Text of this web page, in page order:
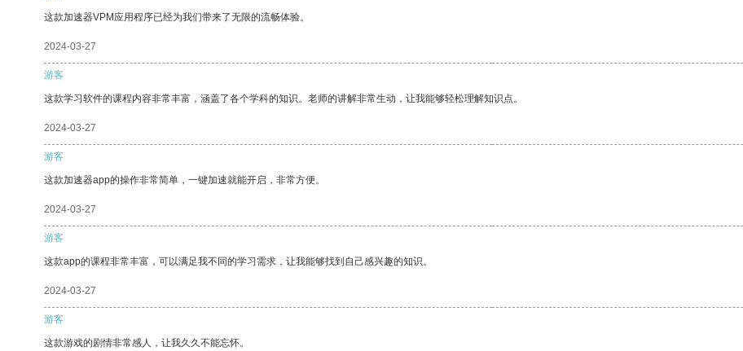
这款加速器VPM应用程序已经为我们带来了无限的流畅体验。
2024-03-27
游客
这款学习软件的课程内容非常丰富，涵盖了各个学科的知识。老师的讲解非常生动，让我能够轻松理解知识点。
2024-03-27
游客
这款加速器app的操作非常简单，一键加速就能开启，非常方便。
2024-03-27
游客
这款app的课程非常丰富，可以满足我不同的学习需求，让我能够找到自己感兴趣的知识。
2024-03-27
游客
这款游戏的剧情非常感人，让我久久不能忘怀。